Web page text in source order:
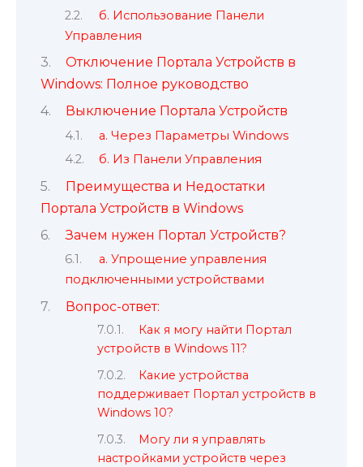
б. Использование Панели
Управления
Отключение Портала Устройств в
Windows: Полное руководство
Выключение Портала Устройств
а. Через Параметры Windows
б. Из Панели Управления
Преимущества и Недостатки
Портала Устройств в Windows
Зачем нужен Портал Устройств?
а. Упрощение управления
подключенными устройствами
Вопрос-ответ:
Как я могу найти Портал
устройств в Windows 11?
Какие устройства
поддерживает Портал устройств в
Windows 10?
Могу ли я управлять
настройками устройств через